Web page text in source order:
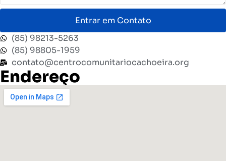
Entrar em Contato
(85) 98213-5263
(85) 98805-1959
contato@centrocomunitariocachoeira.org
Endereço